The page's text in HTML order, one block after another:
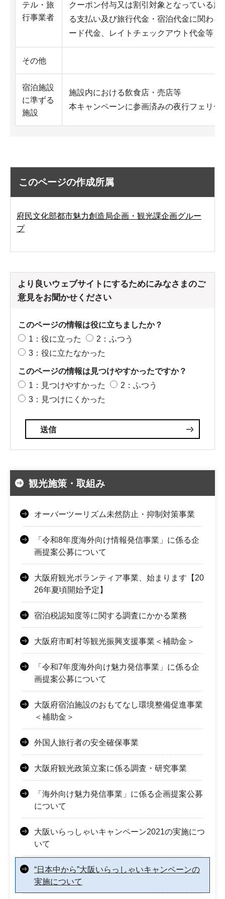
テル・旅
行事業者
クーポン付与又は割引対象となっている
る支払い及び旅行代金・宿泊代金に関わ
ード代金、レイトチェックアウト代金等）
その他
宿泊施設
に準ずる
施設
施設内における飲食店・売店等
本キャンペーンに参画済みの夜行フェリ
このページの作成所属
府民文化部都市魅力創造局企画・観光課企画グルー
プ
より良いウェブサイトにするためにみなさまのご
意見をお聞かせください
このページの情報は役に立ちましたか？
1：役に立った
2：ふつう
3：役に立たなかった
このページの情報は見つけやすかったですか？
1：見つけやすかった
2：ふつう
3：見つけにくかった
観光施策・取組み
オーバーツーリズム未然防止・抑制対策事業
「令和8年度海外向け情報発信事業」に係る企
画提案公募について
大阪府観光ボランティア事業、始まります【20
26年夏頃開始予定】
宿泊税認知度等に関する調査にかかる業務
大阪府市町村等観光振興支援事業＜補助金＞
「令和7年度海外向け魅力発信事業」に係る企
画提案公募について
大阪府宿泊施設のおもてなし環境整備促進事業
＜補助金＞
外国人旅行者の安全確保事業
大阪府観光政策立案に係る調査・研究事業
「海外向け魅力発信事業」に係る企画提案公募
について
大阪いらっしゃいキャンペーン2021の実施につ
いて
“日本中から”大阪いらっしゃいキャンペーンの
実施について